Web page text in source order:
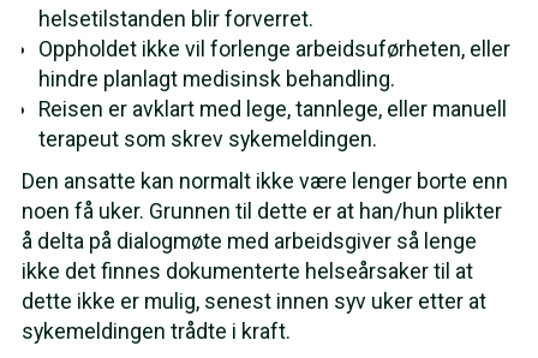
helsetilstanden blir forverret.
Oppholdet ikke vil forlenge arbeidsuførheten, eller
hindre planlagt medisinsk behandling.
Reisen er avklart med lege, tannlege, eller manuell
terapeut som skrev sykemeldingen.
Den ansatte kan normalt ikke være lenger borte enn
noen få uker. Grunnen til dette er at han/hun plikter
å delta på dialogmøte med arbeidsgiver så lenge
ikke det finnes dokumenterte helseårsaker til at
dette ikke er mulig, senest innen syv uker etter at
sykemeldingen trådte i kraft.